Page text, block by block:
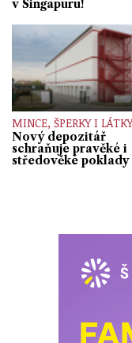
v Singapuru!
MINCE, ŠPERKY I LÁTKY
Nový depozitář
schraňuje pravěké i
středověké poklady